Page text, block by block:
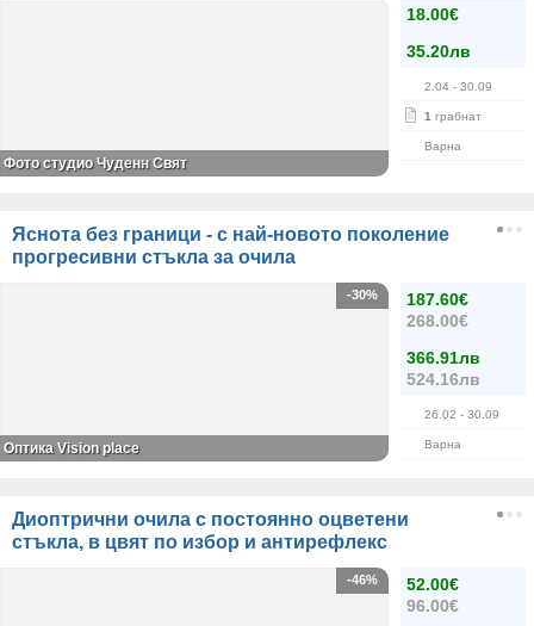
18.00€
35.20лв
2.04 - 30.09
1 грабнат
Варна
Фото студио Чуденн Свят
Яснота без граници - с най-новото поколение
прогресивни стъкла за очила
187.60€
268.00€
366.91лв
524.16лв
26.02 - 30.09
Варна
-30%
Оптика Vision place
Диоптрични очила с постоянно оцветени
стъкла, в цвят по избор и антирефлекс
52.00€
96.00€
-46%